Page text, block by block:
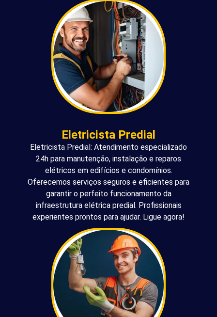
Eletricista Predial
Eletricista Predial: Atendimento especializado
24h para manutenção, instalação e reparos
elétricos em edifícios e condomínios.
Oferecemos serviços seguros e eficientes para
garantir o perfeito funcionamento da
infraestrutura elétrica predial. Profissionais
experientes prontos para ajudar. Ligue agora!